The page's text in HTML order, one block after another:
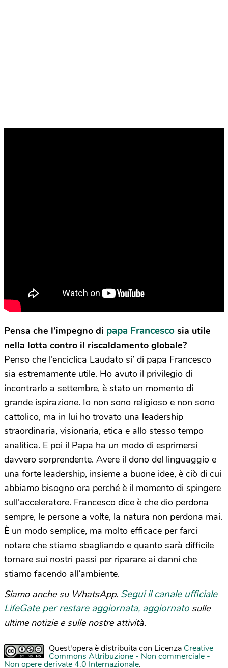
Pensa che l’impegno di papa Francesco sia utile
nella lotta contro il riscaldamento globale?
Penso che l’enciclica Laudato si’ di papa Francesco
sia estremamente utile. Ho avuto il privilegio di
incontrarlo a settembre, è stato un momento di
grande ispirazione. Io non sono religioso e non sono
cattolico, ma in lui ho trovato una leadership
straordinaria, visionaria, etica e allo stesso tempo
analitica. E poi il Papa ha un modo di esprimersi
davvero sorprendente. Avere il dono del linguaggio e
una forte leadership, insieme a buone idee, è ciò di cui
abbiamo bisogno ora perché è il momento di spingere
sull’acceleratore. Francesco dice è che dio perdona
sempre, le persone a volte, la natura non perdona mai.
È un modo semplice, ma molto efficace per farci
notare che stiamo sbagliando e quanto sarà difficile
tornare sui nostri passi per riparare ai danni che
stiamo facendo all’ambiente.
Siamo anche su WhatsApp. Segui il canale ufficiale
LifeGate per restare aggiornata, aggiornato sulle
ultime notizie e sulle nostre attività.
Quest'opera è distribuita con Licenza Creative
Commons Attribuzione - Non commerciale -
Non opere derivate 4.0 Internazionale.